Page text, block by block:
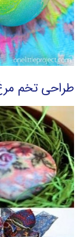
طراحی تخم